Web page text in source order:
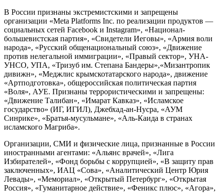
В России признаны экстремистскими и запрещены
организации «Meta Platforms Inc. по реализации продуктов —
социальных сетей Facebook и Instagram», «Национал-
большевистская партия», «Свидетели Иеговы», «Армия воли
народа», «Русский общенациональный союз», «Движение
против нелегальной иммиграции», «Правый сектор», УНА-
УНСО, УПА, «Тризуб им. Степана Бандеры»,«Мизантропик
дивижн», «Меджлис крымскотатарского народа», движение
«Артподготовка», общероссийская политическая партия
«Воля», АУЕ. Признаны террористическими и запрещены:
«Движение Талибан», «Имарат Кавказ», «Исламское
государство» (ИГ, ИГИЛ), Джебхад-ан-Нусра, «АУМ
Синрике», «Братья-мусульмане», «Аль-Каида в странах
исламского Магриба».
Организации, СМИ и физические лица, признанные в России
иностранными агентами: «Альянс врачей», «Лига
Избирателей», «Фонд борьбы с коррупцией», «В защиту прав
заключенных», ИАЦ «Сова», «Аналитический Центр Юрия
Левады», «Мемориал», «Открытый Петербург», «Открытая
Россия», «Гуманитарное действие», «Феникс плюс», «Агора»,